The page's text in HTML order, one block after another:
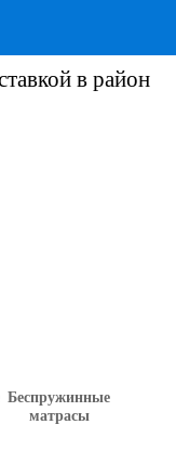
в район
Беспружинные
матрасы